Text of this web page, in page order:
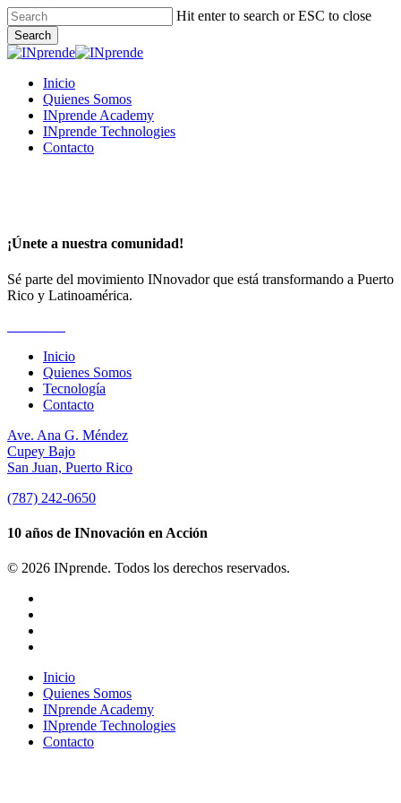
Skip
to
main
content
Hit enter to search or ESC to close
Search
Close
Menu
Inicio
Quienes Somos
INprende Academy
INprende Technologies
Contacto
¡Únete a nuestra comunidad!
Sé parte del movimiento INnovador que está transformando a Puerto
Rico y Latinoamérica.
Inicio
Quienes Somos
Tecnología
Contacto
Ave. Ana G. Méndez
Cupey Bajo
San Juan, Puerto Rico
(787) 242-0650
10 años de INnovación en Acción
© 2026 INprende. Todos los derechos reservados.
Close
Menu
Inicio
Quienes Somos
INprende Academy
INprende Technologies
Contacto